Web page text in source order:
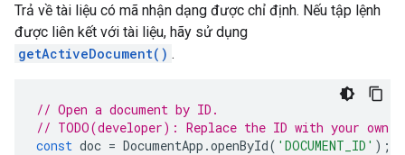
Trả về tài liệu có mã nhận dạng được chỉ định. Nếu tập lệnh
được liên kết với tài liệu, hãy sử dụng
getActiveDocument() .
// Open a document by ID.
// TODO(developer): Replace the ID with your own.
const doc = DocumentApp .openById( 'DOCUMENT_ID' );